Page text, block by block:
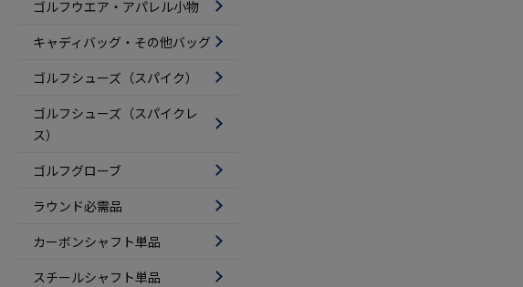
ゴルフウエア・アパレル小物
キャディバッグ・その他バッグ
ゴルフシューズ（スパイク）
ゴルフシューズ（スパイクレ
ス）
ゴルフグローブ
ラウンド必需品
カーボンシャフト単品
スチールシャフト単品